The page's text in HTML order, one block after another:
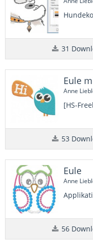
31
Eule
Anne
[HS-
53
Eule
Anne
56